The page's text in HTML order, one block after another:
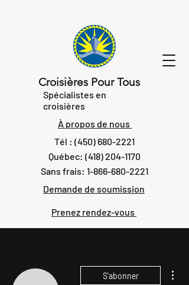
Croisières Pour Tous
Spécialistes en
croisières
À propos de nous
Tél : (450) 680-2221
Québec: (418) 204-1170
Sans frais: 1-866-680-2221
Demande de soumission
Prenez rendez-vous
S'abonner